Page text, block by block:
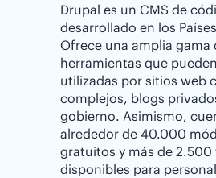
Drupal es un CMS de
desarrollado en los
Ofrece una amplia gama
herramientas que
utilizadas por sitios web
complejos, blogs
gobierno. Asimismo,
alrededor de 40.000
gratuitos y más de 2.500
disponibles para